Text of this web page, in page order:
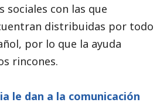
sociales con las que
distribuidas por todo
por lo que la ayuda
rincones.
le dan a la comunicación